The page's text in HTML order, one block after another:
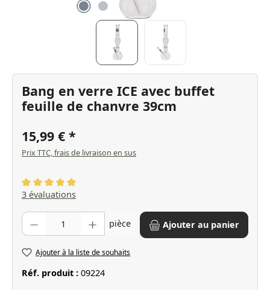
Bang en verre ICE avec buffet
feuille de chanvre 39cm
15,99 €
Prix TTC, frais de livraison en sus
Note moyenne de 5 sur 5 étoiles
3 évaluations
Quantité de produit : Entrez la quantité souhaitée ou utilisez les
pièce Ajouter au panier
Ajouter à la liste de souhaits
Réf. produit : 09224